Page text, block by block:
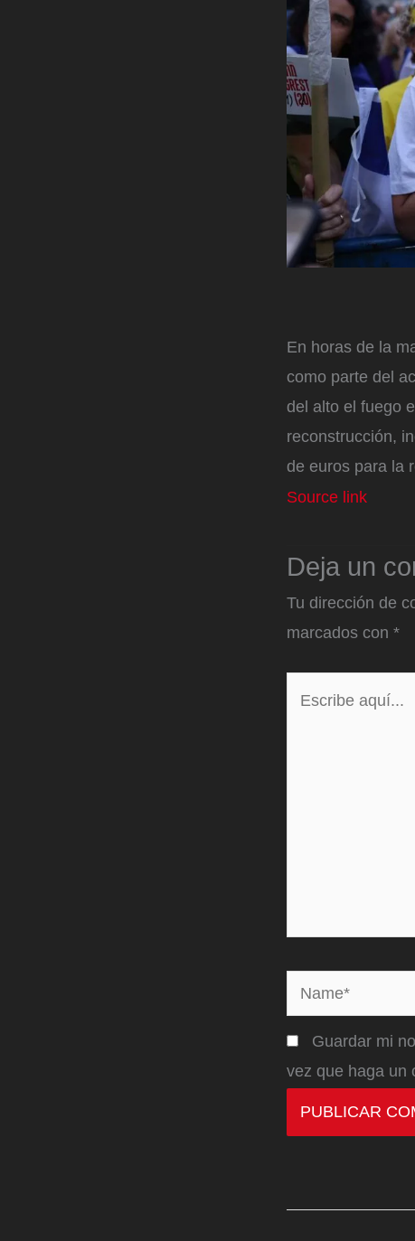
En horas de la
como parte del
del alto el fuego
reconstrucción,
de euros para la
Source link
Deja un
Tu dirección de
marcados con *
Name*
Guardar mi
vez que haga un